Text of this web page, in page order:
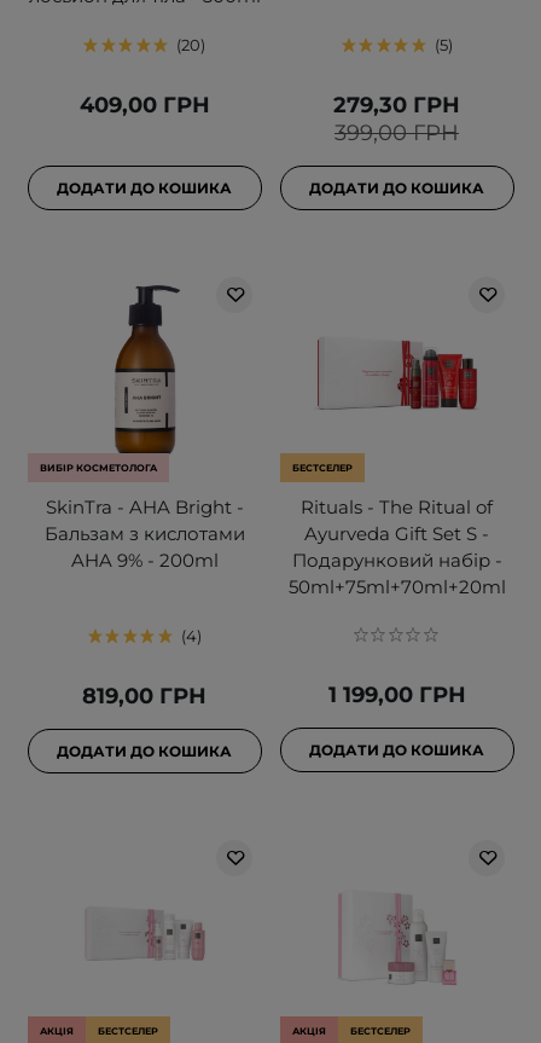
20
409,00 ГРН
ДОДАТИ ДО КОШИКА
5
399,00 ГРН
279,30 ГРН
ДОДАТИ ДО КОШИКА
ВИБІР КОСМЕТОЛОГА
SkinTra - AHA Bright -
Бальзам з кислотами
AHA 9% - 200ml
4
819,00 ГРН
ДОДАТИ ДО КОШИКА
БЕСТСЕЛЕР
Rituals - The Ritual of
Ayurveda Gift Set S -
Подарунковий набір -
50ml+75ml+70ml+20ml
1 199,00 ГРН
ДОДАТИ ДО КОШИКА
АКЦІЯ БЕСТСЕЛЕР АКЦІЯ БЕСТСЕЛЕР